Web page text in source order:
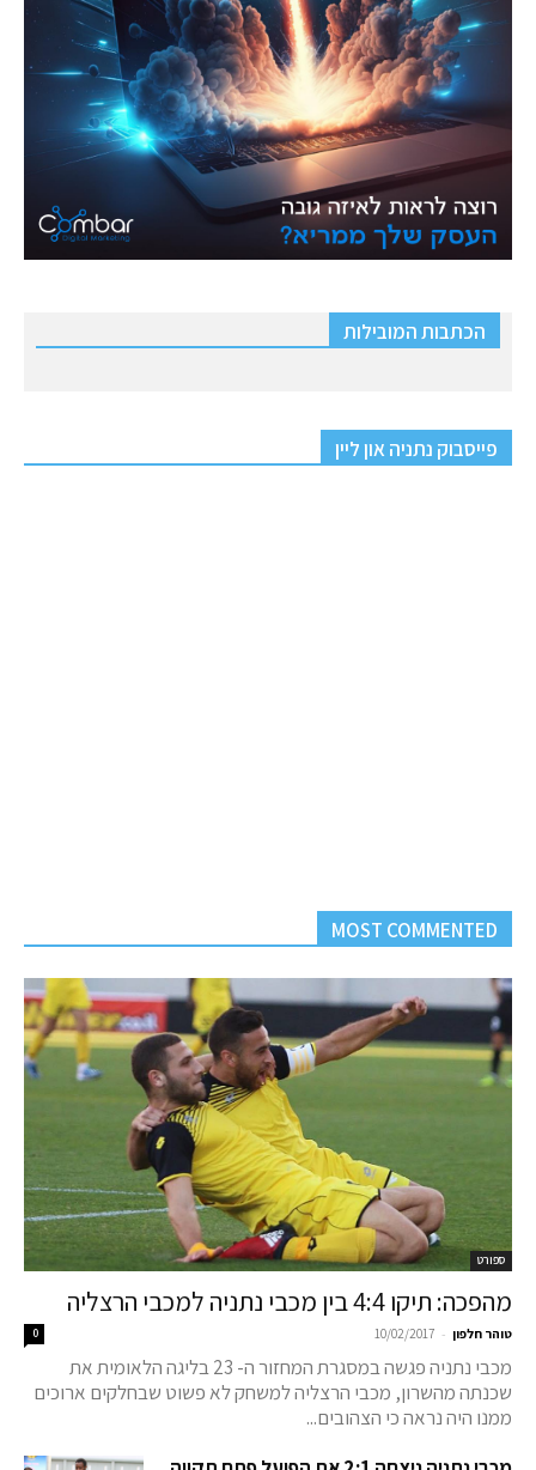
הכתבות המובילות
פייסבוק נתניה און ליין
MOST COMMENTED
ספורט
מהפכה: תיקו 4:4 בין מכבי נתניה למכבי הרצליה
טוהר חלפון -
10/02/2017
0
מכבי נתניה פגשה במסגרת המחזור ה- 23 בליגה הלאומית את
שכנתה מהשרון, מכבי הרצליה למשחק לא פשוט שבחלקים ארוכים
ממנו היה נראה כי הצהובים...